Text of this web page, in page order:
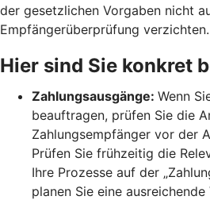
der gesetzlichen Vorgaben nicht
Empfängerüberprüfung verzichten.
Hier sind Sie konkret
Zahlungsausgänge: Wenn
beauftragen, prüfen Sie die
Zahlungsempfänger vor der
Prüfen Sie frühzeitig die
Ihre Prozesse auf der
planen Sie eine